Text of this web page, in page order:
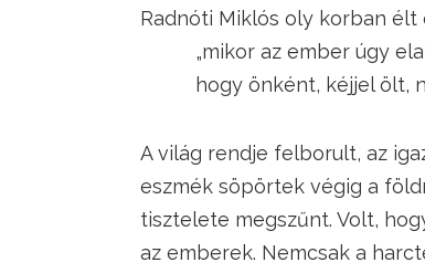
Radnóti Miklós oly korban élt
„mikor az ember úgy
hogy önként, kéjjel ölt,
A világ rendje felborult, az
eszmék söpörtek végig a
tisztelete megszűnt. Volt,
az emberek. Nemcsak a